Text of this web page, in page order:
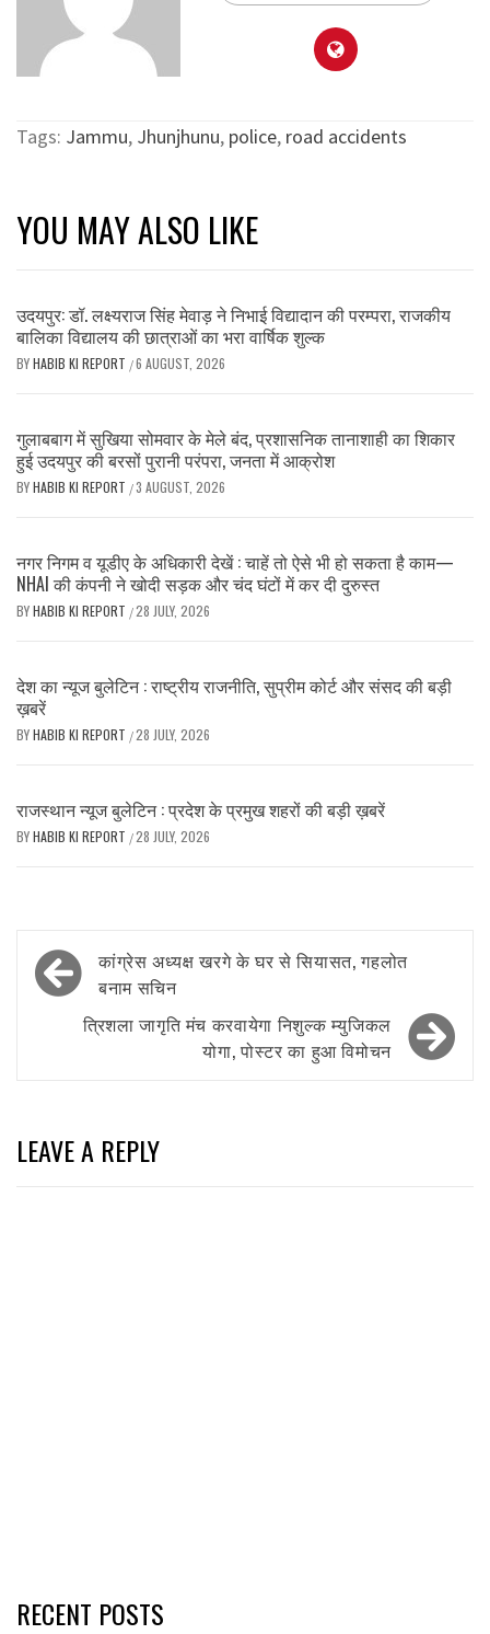
Tags: Jammu, Jhunjhunu, police, road accidents
YOU MAY ALSO LIKE
उदयपुर: डॉ. लक्ष्यराज सिंह मेवाड़ ने निभाई विद्यादान की परम्परा, राजकीय
बालिका विद्यालय की छात्राओं का भरा वार्षिक शुल्क
BYHABIB KI REPORT /6 AUGUST, 2026
गुलाबबाग में सुखिया सोमवार के मेले बंद, प्रशासनिक तानाशाही का शिकार
हुई उदयपुर की बरसों पुरानी परंपरा, जनता में आक्रोश
BYHABIB KI REPORT /3 AUGUST, 2026
नगर निगम व यूडीए के अधिकारी देखें : चाहें तो ऐसे भी हो सकता है काम—
NHAI की कंपनी ने खोदी सड़क और चंद घंटों में कर दी दुरुस्त
BYHABIB KI REPORT /28 JULY, 2026
देश का न्यूज बुलेटिन : राष्ट्रीय राजनीति, सुप्रीम कोर्ट और संसद की बड़ी
ख़बरें
BYHABIB KI REPORT /28 JULY, 2026
राजस्थान न्यूज बुलेटिन : प्रदेश के प्रमुख शहरों की बड़ी ख़बरें
BYHABIB KI REPORT /28 JULY, 2026
Post
navigation
कांग्रेस अध्यक्ष खरगे के घर से सियासत, गहलोत
बनाम सचिन
त्रिशला जागृति मंच करवायेगा निशुल्क म्युजिकल
योगा, पोस्टर का हुआ विमोचन
LEAVE A REPLY
RECENT POSTS